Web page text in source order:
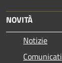
NOVITÀ
Notizie
Comunicati